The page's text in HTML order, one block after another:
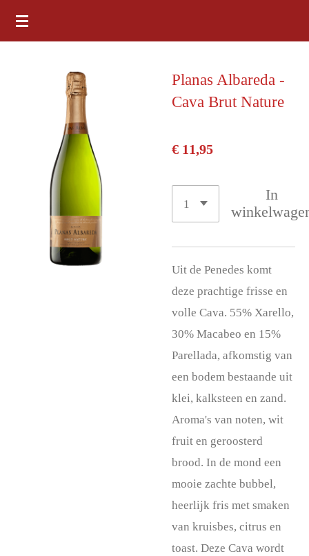
Ga
direct
hoofdinhoud
Planas Albareda -
Cava Brut Nature
€ 11,95
In
Uit de Penedes komt
deze prachtige frisse en
volle Cava. 55% Xarello,
30% Macabeo en 15%
Parellada, afkomstig van
een bodem bestaande uit
klei, kalksteen en zand.
Aroma's van noten, wit
fruit en geroosterd
brood. In de mond een
mooie zachte bubbel,
heerlijk fris met smaken
van kruisbes, citrus en
toast. Deze Cava wordt